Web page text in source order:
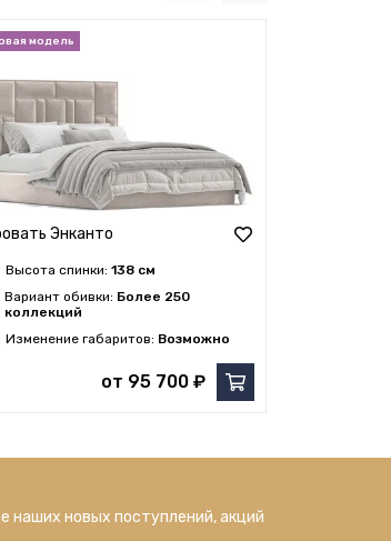
Энканто
Высота спинки: 138 см
Вариант обивки: Более 250
коллекций
Изменение габаритов: Возможно
от 95 700 ₽
наших новых поступлений, акций